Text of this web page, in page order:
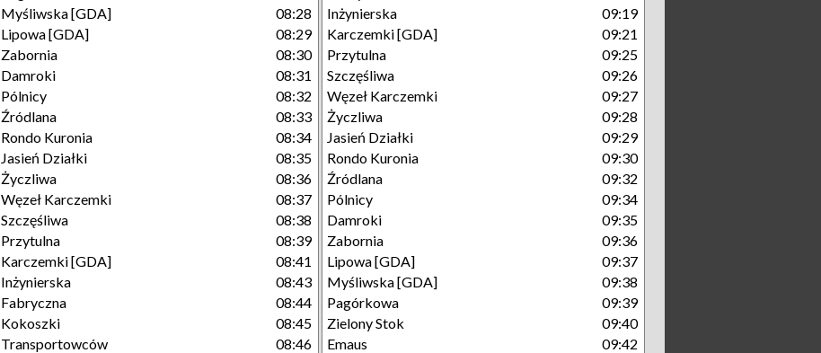
Myśliwska [GDA]
08:28
Lipowa [GDA]
08:29
Zabornia
08:30
Damroki
08:31
Pólnicy
08:32
Źródlana
08:33
Rondo Kuronia
08:34
Jasień Działki
08:35
Życzliwa
08:36
Węzeł Karczemki
08:37
Szczęśliwa
08:38
Przytulna
08:39
Karczemki [GDA]
08:41
Inżynierska
08:43
Fabryczna
08:44
Kokoszki
08:45
Transportowców
08:46
Inżynierska
09:19
Karczemki [GDA]
09:21
Przytulna
09:25
Szczęśliwa
09:26
Węzeł Karczemki
09:27
Życzliwa
09:28
Jasień Działki
09:29
Rondo Kuronia
09:30
Źródlana
09:32
Pólnicy
09:34
Damroki
09:35
Zabornia
09:36
Lipowa [GDA]
09:37
Myśliwska [GDA]
09:38
Pagórkowa
09:39
Zielony Stok
09:40
Emaus
09:42